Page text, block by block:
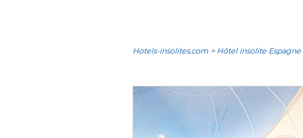
Hotels-insolites.com > Hôtel insolite Espagne